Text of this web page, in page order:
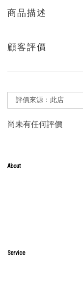
商品描述
顧客評價
尚未有任何評價
About
Service